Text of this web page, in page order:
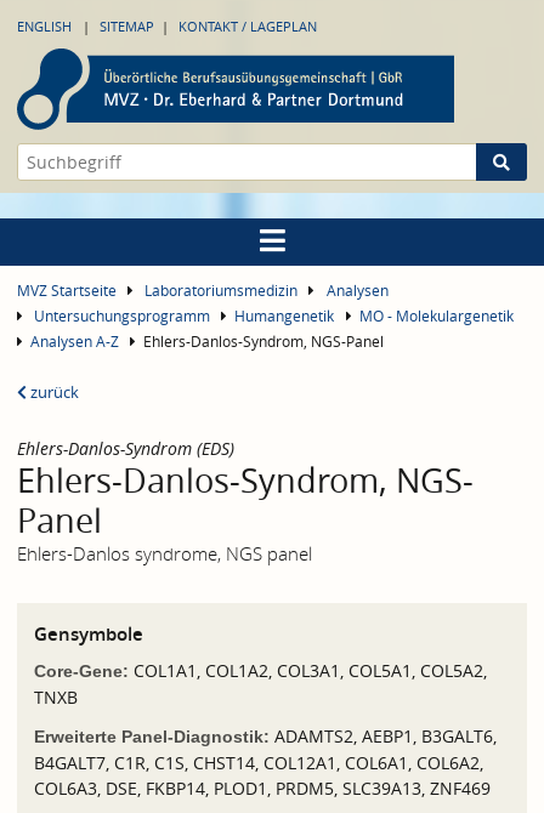
ENGLISH SITEMAP KONTAKT / LAGEPLAN
MVZ Startseite Laboratoriumsmedizin
Analysen
Untersuchungsprogramm
Humangenetik
MO - Molekulargenetik
Analysen A-Z
Ehlers-Danlos-Syndrom, NGS-Panel
zurück
Ehlers-Danlos-Syndrom (EDS)
Ehlers-Danlos-Syndrom, NGS-
Panel
Ehlers-Danlos syndrome, NGS panel
Gensymbole
Core-Gene: COL1A1, COL1A2, COL3A1, COL5A1, COL5A2,
TNXB
Erweiterte Panel-Diagnostik: ADAMTS2, AEBP1, B3GALT6,
B4GALT7, C1R, C1S, CHST14, COL12A1, COL6A1, COL6A2,
COL6A3, DSE, FKBP14, PLOD1, PRDM5, SLC39A13, ZNF469